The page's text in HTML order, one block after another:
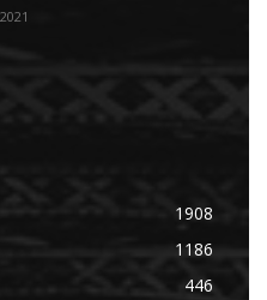
1908
1186
446